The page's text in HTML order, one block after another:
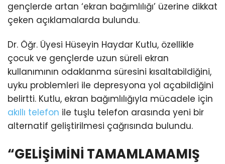
gençlerde artan ‘ekran bağımlılığı’ üzerine dikkat
çeken açıklamalarda bulundu.
Dr. Öğr. Üyesi Hüseyin Haydar Kutlu, özellikle
çocuk ve gençlerde uzun süreli ekran
kullanımının odaklanma süresini kısaltabildiğini,
uyku problemleri ile depresyona yol açabildiğini
belirtti. Kutlu, ekran bağımlılığıyla mücadele için
akıllı telefon ile tuşlu telefon arasında yeni bir
alternatif geliştirilmesi çağrısında bulundu.
“GELİŞİMİNİ TAMAMLAMAMIŞ